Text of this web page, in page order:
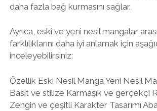
daha fazla bağ kurmasını sağlar.
Ayrıca, eski ve yeni nesil mangalar
farklılıklarını daha iyi anlamak için
inceleyebilirsiniz:
Özellik Eski Nesil Manga Yeni Nesil
Basit ve stilize Karmaşık ve gerçekçi
Zengin ve çeşitli Karakter Tasarımı